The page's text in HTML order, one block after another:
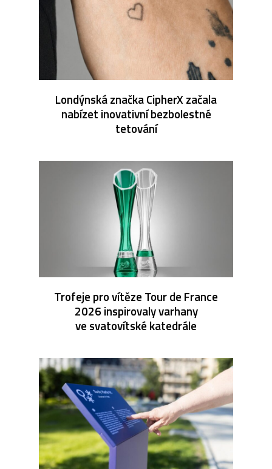
Londýnská značka CipherX začala
nabízet inovativní bezbolestné
tetování
Trofeje pro vítěze Tour de France
2026 inspirovaly varhany
ve svatovítské katedrále